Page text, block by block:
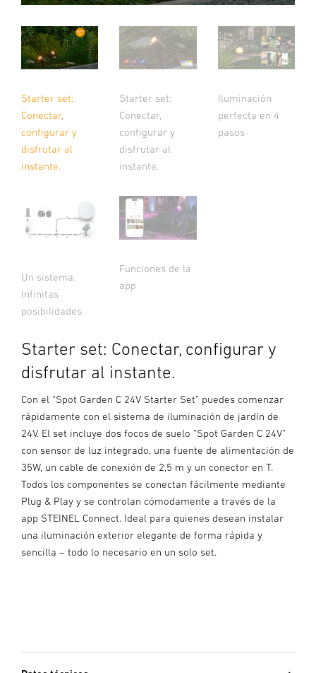
Starter set:
Conectar,
configurar y
disfrutar al
instante.
Starter set:
Conectar,
configurar y
disfrutar al
instante.
Iluminación
perfecta en 4
pasos
Un sistema.
Infinitas
posibilidades.
Funciones de la
app
Starter set: Conectar, configurar y
disfrutar al instante.
Con el “Spot Garden C 24V Starter Set” puedes comenzar
rápidamente con el sistema de iluminación de jardín de
24V. El set incluye dos focos de suelo “Spot Garden C 24V”
con sensor de luz integrado, una fuente de alimentación de
35W, un cable de conexión de 2,5 m y un conector en T.
Todos los componentes se conectan fácilmente mediante
Plug & Play y se controlan cómodamente a través de la
app STEINEL Connect. Ideal para quienes desean instalar
una iluminación exterior elegante de forma rápida y
sencilla – todo lo necesario en un solo set.